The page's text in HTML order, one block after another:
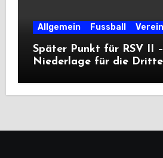
Allgemein Fussball Verein
Später Punkt für RSV II
Niederlage für die Dritte